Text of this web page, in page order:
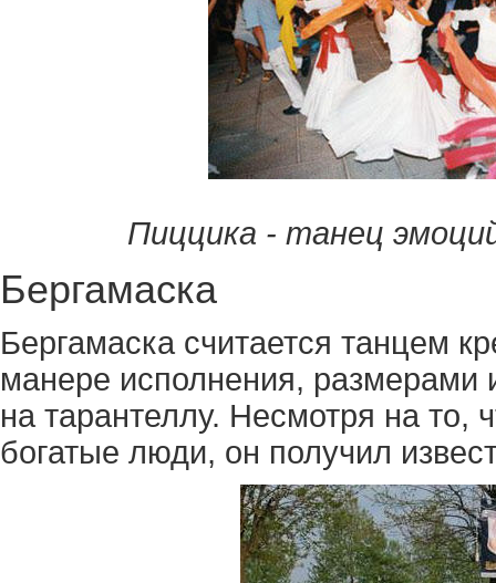
Пиццика - танец
Бергамаска
Бергамаска считается танцем
манере исполнения, размерами
на тарантеллу. Несмотря на то,
богатые люди, он получил